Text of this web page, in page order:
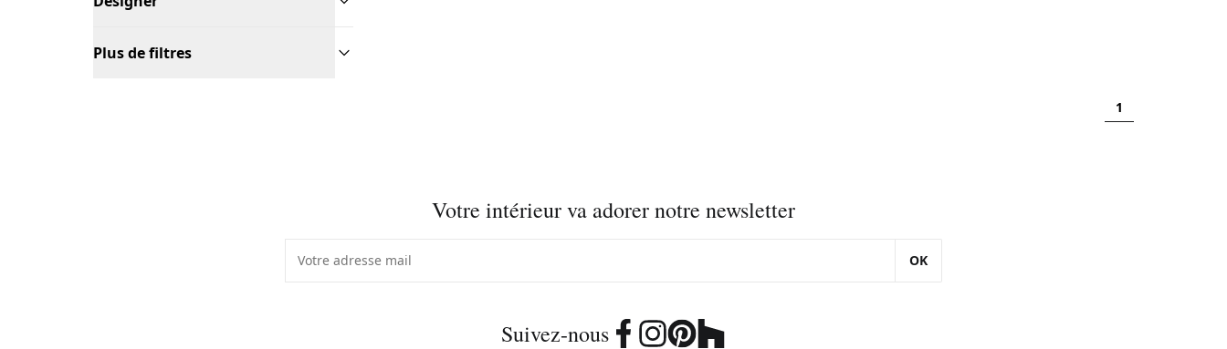
Plus de filtres
1
Votre intérieur va adorer notre newsletter
OK
Suivez-nous